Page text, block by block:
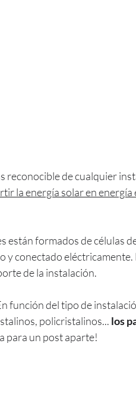
reconocible de cualquier
la energía solar en
están formados de células
conectado eléctricamente.
de la instalación.
función del tipo de
policristalinos... los
para un post aparte!